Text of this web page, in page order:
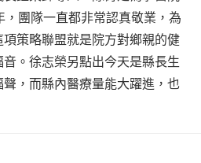
團隊一直都非常認真敬業，為
策略聯盟就是院方對鄉親的健
。徐志榮另點出今天是縣長生
，而縣內醫療量能大躍進，也